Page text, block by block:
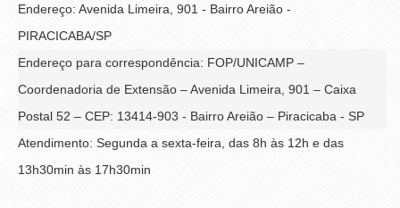
Endereço: Avenida Limeira, 901 - Bairro Areião -
PIRACICABA/SP
Endereço para correspondência: FOP/UNICAMP –
Coordenadoria de Extensão – Avenida Limeira, 901 – Caixa
Postal 52 – CEP: 13414-903 - Bairro Areião – Piracicaba - SP
Atendimento: Segunda a sexta-feira, das 8h às 12h e das
13h30min às 17h30min